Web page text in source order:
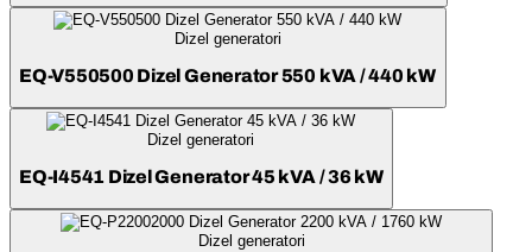
Dizel generatori
EQ-V550500 Dizel Generator 550 kVA / 440 kW
Dizel generatori
EQ-I4541 Dizel Generator 45 kVA / 36 kW
Dizel generatori